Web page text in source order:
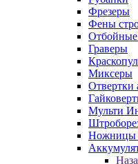
Фрезеры
Фены
Граверы
Миксеры
Отвертки
Мульти
Ножницы